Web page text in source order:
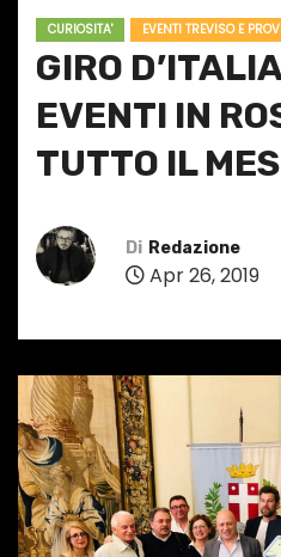
CURIOSITA' EVENTI TREVISO E
GIRO
EVENTI IN
TUTTO IL
Di Redazione
Apr 26, 2019